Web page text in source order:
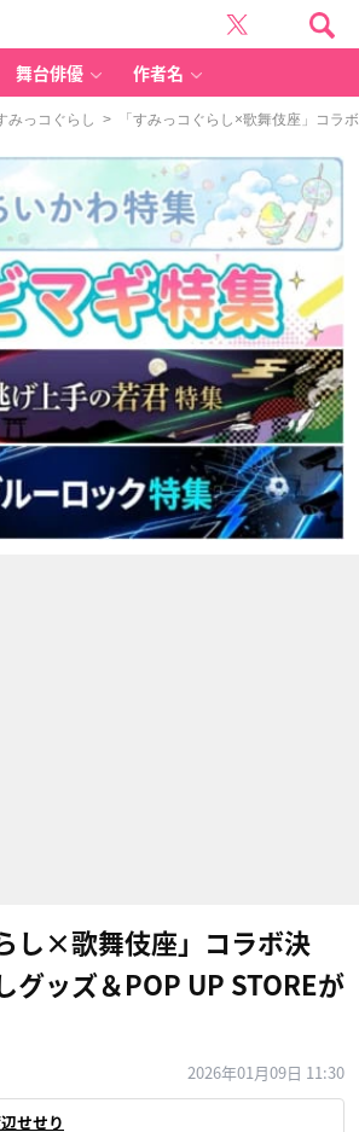
舞台俳優 作者名
みっコぐらし > 「すみっコぐらし×歌舞伎座」コラ
し×歌舞伎座」コラボ決
グッズ＆POP UP STOREが
2026年01月09日 11:30
せせり